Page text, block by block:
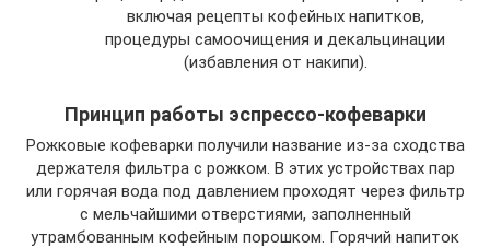
включая рецепты кофейных напитков,
процедуры самоочищения и декальцинации
(избавления от накипи).
Принцип работы эспрессо-кофеварки
Рожковые кофеварки получили название из-за сходства
держателя фильтра с рожком. В этих устройствах пар
или горячая вода под давлением проходят через фильтр
с мельчайшими отверстиями, заполненный
утрамбованным кофейным порошком. Горячий напиток